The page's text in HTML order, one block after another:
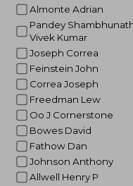
Almonte Adrian
Pandey Shambhunath
Vivek Kumar
Joseph Correa
Feinstein John
Correa Joseph
Freedman Lew
Oo J Cornerstone
Bowes David
Fathow Dan
Johnson Anthony
Allwell Henry P